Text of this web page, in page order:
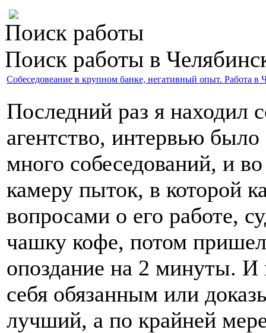
Поиск работы
Поиск работы в
Cобеседовеание в крупном банке, негативный опыт. Работа в
Последний раз я находил
агентство, интервью
много собеседований, и
камеру пыток, в которой
вопросами о его работе,
чашку кофе, потом
опоздание на 2 минуты. И
себя обязанным или
лучший, а по крайней